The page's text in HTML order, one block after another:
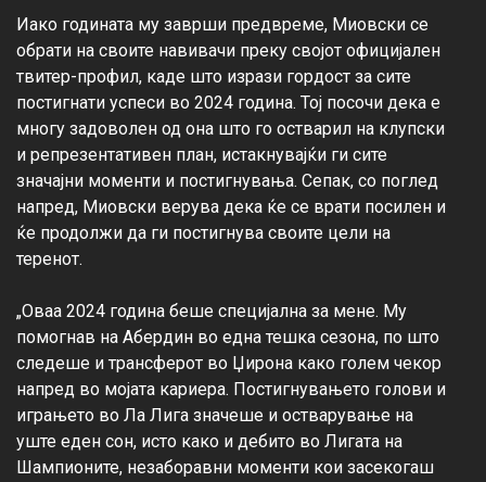
Иако годината му заврши предвреме, Миовски се
обрати на своите навивачи преку својот официјален
твитер-профил, каде што изрази гордост за сите
постигнати успеси во 2024 година. Тој посочи дека е
многу задоволен од она што го остварил на клупски
и репрезентативен план, истакнувајќи ги сите
значајни моменти и постигнувања. Сепак, со поглед
напред, Миовски верува дека ќе се врати посилен и
ќе продолжи да ги постигнува своите цели на
теренот.
„Оваа 2024 година беше специјална за мене. Му
помогнав на Абердин во една тешка сезона, по што
следеше и трансферот во Џирона како голем чекор
напред во мојата кариера. Постигнувањето голови и
играњето во Ла Лига значеше и остварување на
уште еден сон, исто како и дебито во Лигата на
Шампионите, незаборавни моменти кои засекогаш